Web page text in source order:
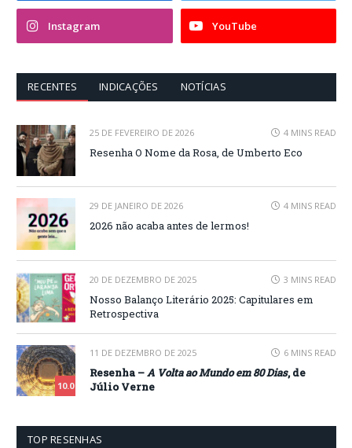
Instagram YouTube
RECENTES INDICAÇÕES NOTÍCIAS
25 DE FEVEREIRO DE 2026 4 MINS READ
Resenha O Nome da Rosa, de Umberto Eco
29 DE JANEIRO DE 2026 4 MINS READ
2026 não acaba antes de lermos!
20 DE DEZEMBRO DE 2025 3 MINS READ
Nosso Balanço Literário 2025: Capitulares em
Retrospectiva
10.0
11 DE DEZEMBRO DE 2025 6 MINS READ
Resenha –A Volta ao Mundo em 80 Dias, de
Júlio Verne
TOP RESENHAS